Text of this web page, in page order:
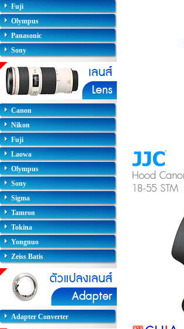
Fuji
Olympus
Panasonic
Sony
Canon
Nikon
Fuji
Laowa
Olympus
Sony
Sigma
Tamron
Tokina
Yongnuo
Zeiss Batis
Adapter Converter